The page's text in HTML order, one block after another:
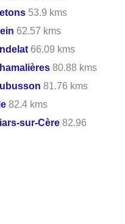
53.9 kms
62.57 kms
66.09 kms
80.88 kms
81.76 kms
82.4 kms
sur-Cère 82.96